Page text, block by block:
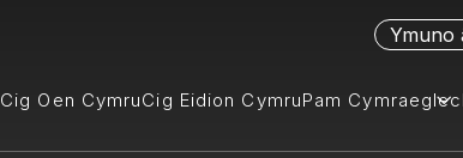
Cig Oen CymruCig Eidion CymruPam Cymraeg